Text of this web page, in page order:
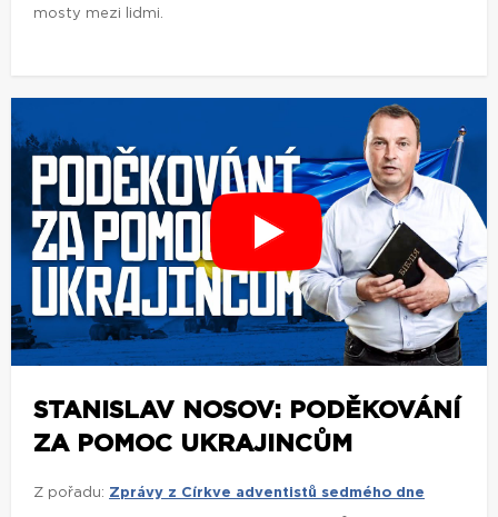
mosty mezi lidmi.
STANISLAV NOSOV: PODĚKOVÁNÍ
ZA POMOC UKRAJINCŮM
Z pořadu: Zprávy z Církve adventistů sedmého dne